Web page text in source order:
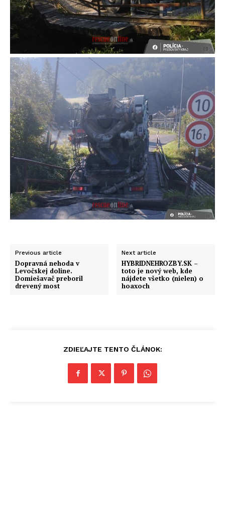
Previous article
Dopravná nehoda v
Levočskej doline.
Domiešavač preboril
drevený most
Next article
HYBRIDNEHROZBY.SK –
toto je nový web, kde
nájdete všetko (nielen) o
hoaxoch
ZDIEĽAJTE TENTO ČLÁNOK: